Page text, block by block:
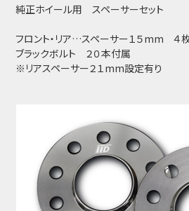
純正ホイール用 スペーサーセット
フロント・リア…スペーサー１５mm ４
ブラックボルト ２０本付属
※リアスペーサー２１mm設定有り